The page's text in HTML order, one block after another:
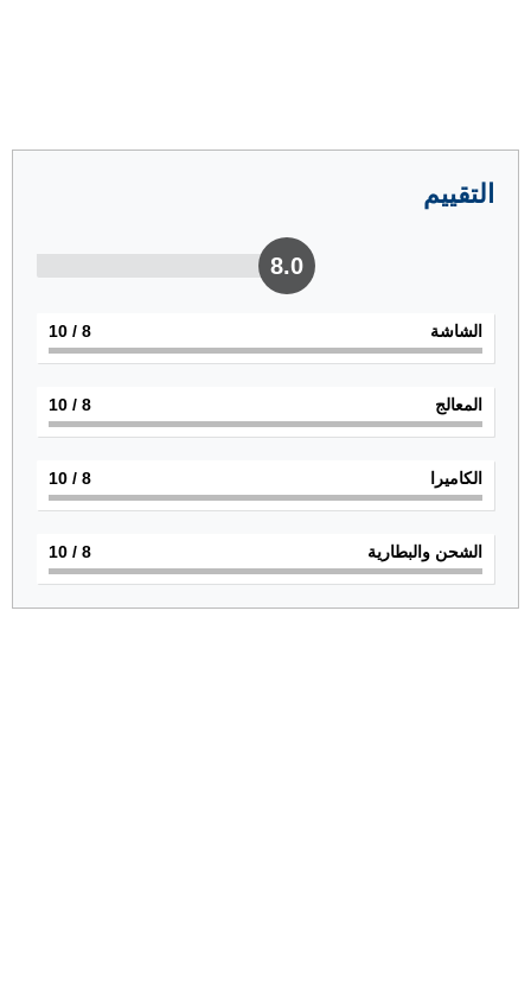
التقييم
8.0
الشاشة 8
/ 10
المعالج 8
/ 10
الكاميرا 8
/ 10
الشحن والبطارية 8
/ 10